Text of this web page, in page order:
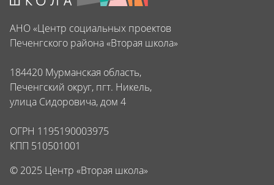
АНО «Центр социальных проектов
Печенгского района «Вторая школа»
184420 Мурманская область,
Печенгский округ, пгт. Никель,
улица Сидоровича, дом 4
ОГРН 1195190003975
КПП 510501001
© 2025 Центр «Вторая школа»